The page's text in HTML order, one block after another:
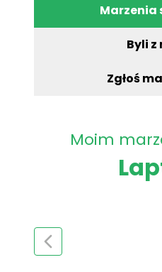
Marzenia
Byli z
Zgłoś
Moim